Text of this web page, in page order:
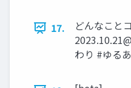
17.
どんなこと
わり #ゆる